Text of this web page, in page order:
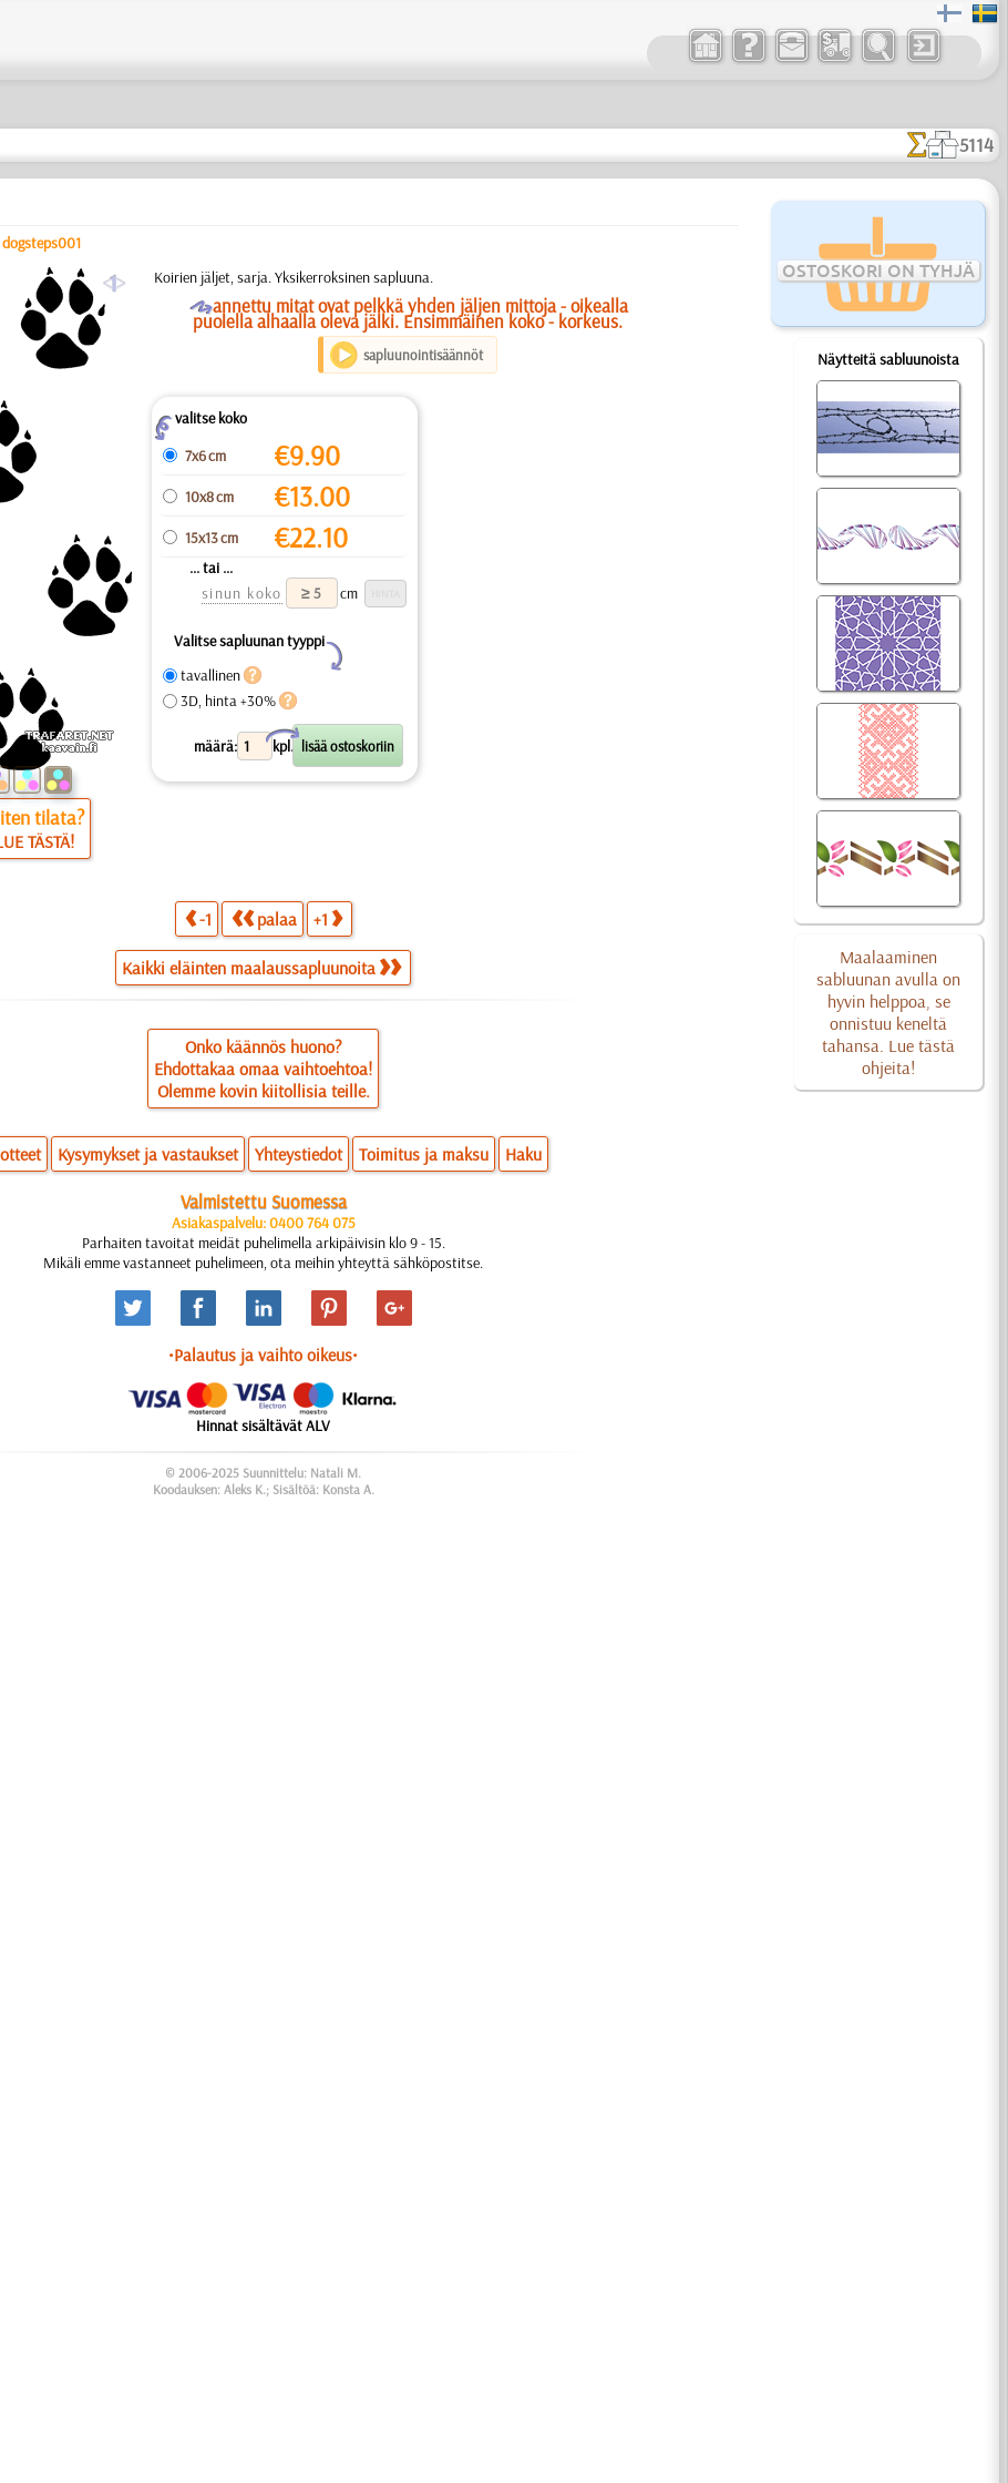
5114
OSTOSKORI ON TYHJÄ
Näytteitä sabluunoista
Maalaaminen
sabluunan avulla on
hyvin helppoa, se
onnistuu keneltä
tahansa. Lue tästä
ohjeita!
dogsteps001
a
tilata?
TÄSTÄ!
Koirien jäljet, sarja. Yksikerroksinen sapluuna.
Oannettu mitat ovat pelkkä yhden jäljen mittoja - oikealla
puolella alhaalla oleva jälki. Ensimmäinen koko - korkeus.
sapluunointisäännöt
Zvalitse koko
7x6 cm
€9.90
10x8 cm €13.00
15x13 cm €22.10
... tai ...
sinun koko
cm
Valitse sapluunan tyyppi
Y
tavallinen
3D, hinta +30%
määrä: kpl.
X
-1 palaa +1
Kaikki eläinten maalaussapluunoita
Onko käännös huono?
Ehdottakaa omaa vaihtoehtoa!
Olemme kovin kiitollisia teille.
Kysymykset ja vastaukset Yhteystiedot Toimitus ja maksu Haku
Valmistettu Suomessa
Asiakaspalvelu: 0400 764 075
Parhaiten tavoitat meidät puhelimella arkipäivisin klo 9 - 15.
Mikäli emme vastanneet puhelimeen, ota meihin yhteyttä sähköpostitse.
•Palautus ja vaihto oikeus•
Hinnat sisältävät ALV
© 2006-2025 Suunnittelu: Natali M.
Koodauksen: Aleks K.; Sisältöä: Konsta A.